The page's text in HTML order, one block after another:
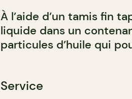
À l’aide d’un tamis fin
liquide dans un
particules d’huile qui
Service